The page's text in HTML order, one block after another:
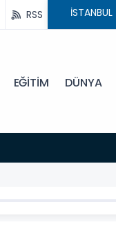
RSS
EĞİTİM DÜNYA